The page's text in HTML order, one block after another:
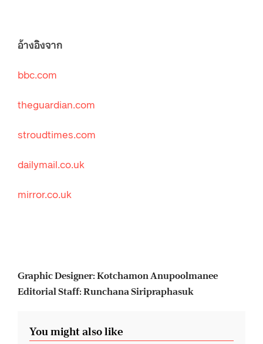
อ้างอิงจาก
bbc.com
theguardian.com
stroudtimes.com
dailymail.co.uk
mirror.co.uk
Graphic Designer: Kotchamon Anupoolmanee
Editorial Staff: Runchana Siripraphasuk
You might also like